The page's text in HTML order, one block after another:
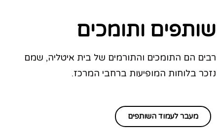
שותפים ותומכים
רבים הם התומכים והתורמים של בית איטליה, שמם
נזכר בלוחות המופיעות ברחבי המרכז.
מעבר לעמוד השותפים